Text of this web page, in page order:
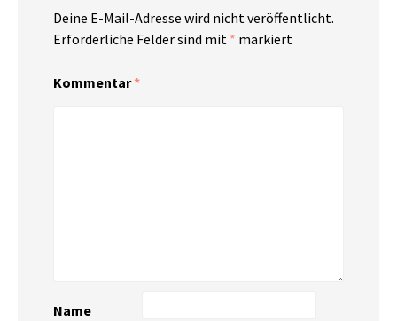
Deine E-Mail-Adresse wird nicht veröffentlicht.
Erforderliche Felder sind mit * markiert
Kommentar*
Name